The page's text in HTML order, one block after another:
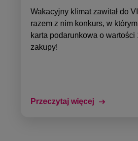
Wakacyjny klimat zawitał do
razem z nim konkurs, w
karta podarunkowa o wartości
zakupy!
Przeczytaj więcej